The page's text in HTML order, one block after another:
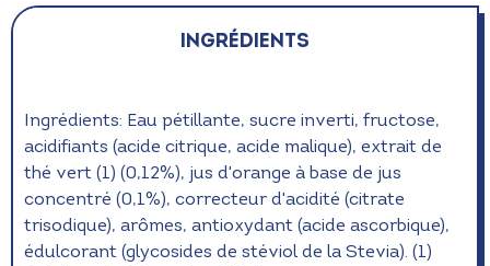
Ingrédients
Ingrédients: Eau pétillante, sucre inverti, fructose,
acidifiants (acide citrique, acide malique), extrait de
thé vert (1) (0,12%), jus d'orange à base de jus
concentré (0,1%), correcteur d'acidité (citrate
trisodique), arômes, antioxydant (acide ascorbique),
édulcorant (glycosides de stéviol de la Stevia). (1)